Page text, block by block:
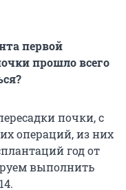
первой
прошло всего
почки, с
операций, из них
год от
выполнить